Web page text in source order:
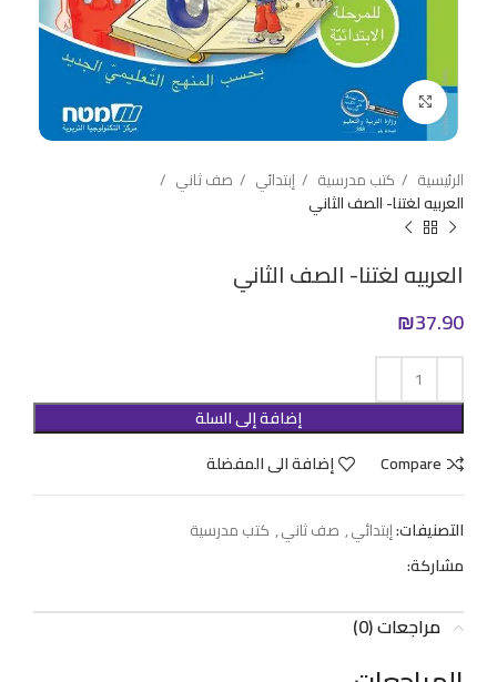
Click to enlarge
الرئيسية كتب مدرسية إبتدائي
صف ثاني
العربيه لغتنا- الصف الثاني
العربيه لغتنا- الصف الثاني
₪37.90
إضافة إلى السلة
Compare
إضافة الى المفضلة
التصنيفات:إبتدائي, صف ثاني, كتب مدرسية
مشاركة:
مراجعات (0)